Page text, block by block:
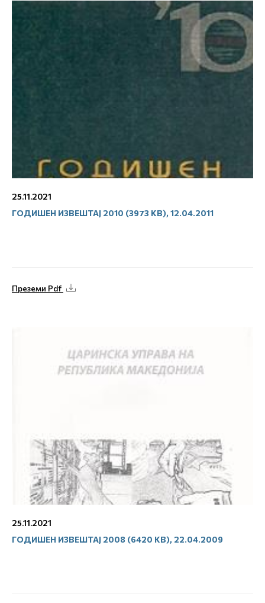
25.11.2021
ГОДИШЕН ИЗВЕШТАЈ 2010 (3973 KB), 12.04.2011
Преземи Pdf
25.11.2021
ГОДИШЕН ИЗВЕШТАЈ 2008 (6420 KB), 22.04.2009